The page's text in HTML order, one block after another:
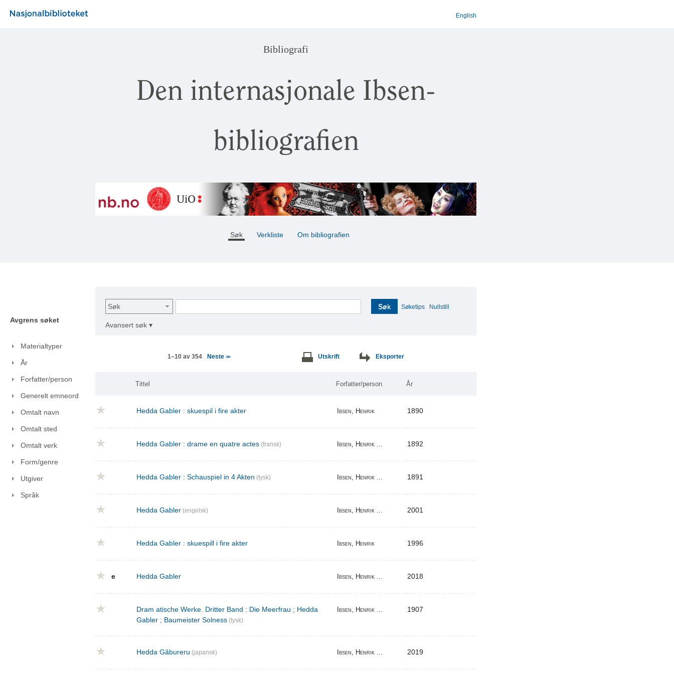
English
Bibliografi
Den internasjonale Ibsen-
bibliografien
Søk Verkliste Om bibliografien
Avgrens søket
Materialtyper
År
Forfatter/person
Generelt emneord
Omtalt navn
Omtalt sted
Omtalt verk
Form/genre
Utgiver
Språk
Søk Søk Søketips Nullstill
Avansert søk ▾
1–10 av 354 Neste >> Utskrift Eksporter
Tittel Forfatter/person År
Hedda Gabler : skuespil i fire akter Ibsen, Henrik 1890
Hedda Gabler : drame en quatre actes (fransk) Ibsen, Henrik ... 1892
Hedda Gabler : Schauspiel in 4 Akten (tysk) Ibsen, Henrik ... 1891
Hedda Gabler (engelsk) Ibsen, Henrik ... 2001
Hedda Gabler : skuespill i fire akter Ibsen, Henrik 1996
e Hedda Gabler Ibsen, Henrik ... 2018
Dram atische Werke. Dritter Band : Die Meerfrau ; Hedda
Gabler ; Baumeister Solness (tysk)
Ibsen, Henrik ... 1907
Hedda Gâbureru (japansk) Ibsen, Henrik ... 2019